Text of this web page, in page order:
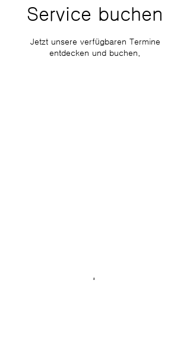
Service buchen
Jetzt unsere verfügbaren Termine
entdecken und buchen.